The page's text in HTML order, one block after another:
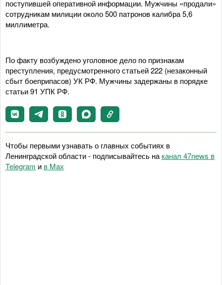
поступившей оперативной информации. Мужчины «продали»
сотрудникам милиции около 500 патронов калибра 5,6
миллиметра.
По факту возбуждено уголовное дело по признакам
преступления, предусмотренного статьей 222 (незаконный
сбыт боеприпасов) УК РФ. Мужчины задержаны в порядке
статьи 91 УПК РФ.
Чтобы первыми узнавать о главных событиях в
Ленинградской области - подписывайтесь на канал 47news в
Telegram и в Maх